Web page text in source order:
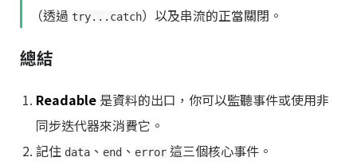
（透過 try...catch）以及串流的正當關閉。
總結
Readable 是資料的出口，你可以監聽事件或使用非
同步迭代器來消費它。
記住 data 、 end 、 error 這三個核心事件。